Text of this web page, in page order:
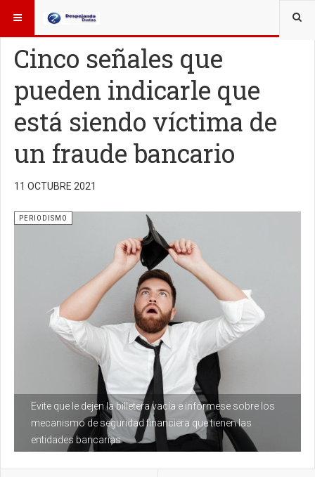
ESTÁ AQUÍ: OTROS TEMAS
Cinco señales que
pueden indicarle que
está siendo víctima de
un fraude bancario
11 OCTUBRE 2021
Evite que le dejen la billetera vacía e infórmese sobre los
mecanismo de seguridad financiera que tienen las
entidades bancarias
PERIODISMO